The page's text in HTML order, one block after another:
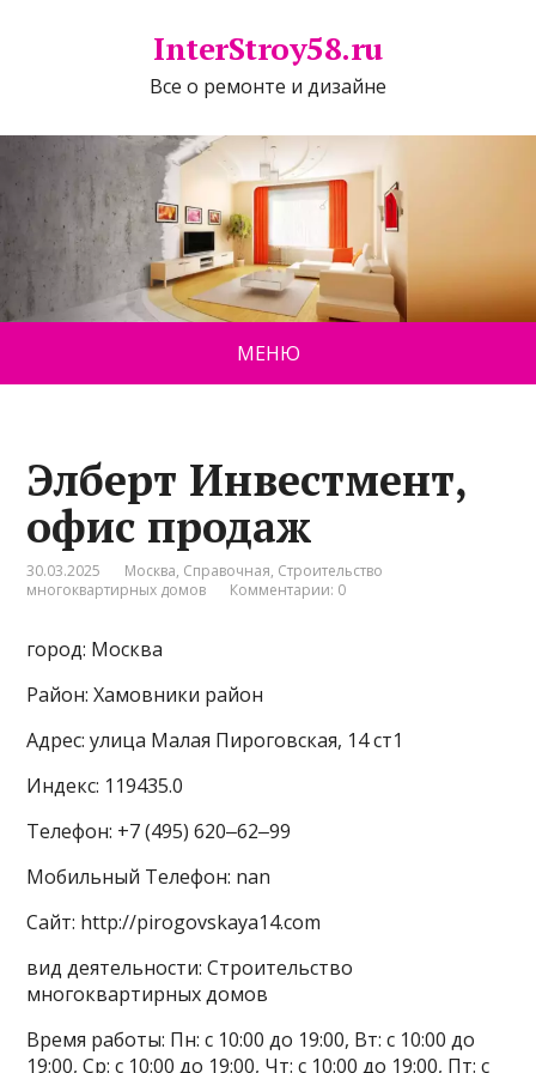
InterStroy58.ru
Все о ремонте и дизайне
МЕНЮ
Элберт Инвестмент,
офис продаж
30.03.2025 Москва, Справочная, Строительство
многоквартирных домов
Комментарии: 0
город: Москва
Район: Хамовники район
Адрес: улица Малая Пироговская, 14 ст1
Индекс: 119435.0
Телефон: +7 (495) 620‒62‒99
Мобильный Телефон: nan
Сайт: http://pirogovskaya14.com
вид деятельности: Строительство
многоквартирных домов
Время работы: Пн: с 10:00 до 19:00, Вт: с 10:00 до
19:00, Ср: с 10:00 до 19:00, Чт: с 10:00 до 19:00, Пт: с